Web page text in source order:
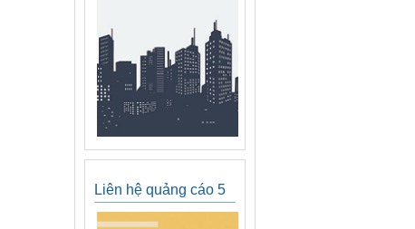
Liên hệ quảng cáo 5